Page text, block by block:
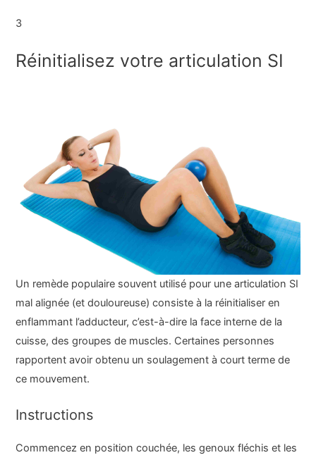
3
Réinitialisez votre articulation SI
Un remède populaire souvent utilisé pour une articulation SI
mal alignée (et douloureuse) consiste à la réinitialiser en
enflammant l’adducteur, c’est-à-dire la face interne de la
cuisse, des groupes de muscles. Certaines personnes
rapportent avoir obtenu un soulagement à court terme de
ce mouvement.
Instructions
Commencez en position couchée, les genoux fléchis et les